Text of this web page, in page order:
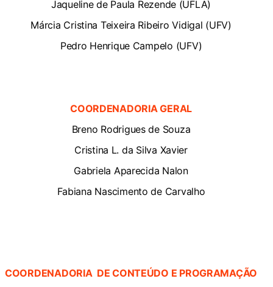
Jaqueline de Paula Rezende (UFLA)
Márcia Cristina Teixeira Ribeiro Vidigal (UFV)
Pedro Henrique Campelo (UFV)
COORDENADORIA GERAL
Breno Rodrigues de Souza
Cristina L. da Silva Xavier
Gabriela Aparecida Nalon
Fabiana Nascimento de Carvalho
COORDENADORIA DE CONTEÚDO E PROGRAMAÇÃO